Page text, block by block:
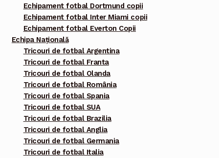
Echipament fotbal Dortmund copii
Echipament fotbal Inter Miami copii
Echipament fotbal Everton Copii
Echipa Națională
Tricouri de fotbal Argentina
Tricouri de fotbal Franta
Tricouri de fotbal Olanda
Tricouri de fotbal România
Tricouri de fotbal Spania
Tricouri de fotbal SUA
Tricouri de fotbal Brazilia
Tricouri de fotbal Anglia
Tricouri de fotbal Germania
Tricouri de fotbal Italia